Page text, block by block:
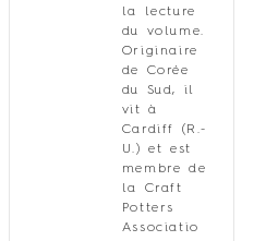
la lecture
du volume.
Originaire
de Corée
du Sud, il
vit à
Cardiff (R.-
U.) et est
membre de
la Craft
Potters
Associatio